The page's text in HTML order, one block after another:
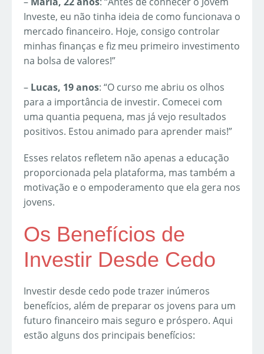
Investe, eu não tinha ideia de como funcionava o
mercado financeiro. Hoje, consigo controlar
minhas finanças e fiz meu primeiro investimento
na bolsa de valores!”
– Lucas, 19 anos: “O curso me abriu os olhos
para a importância de investir. Comecei com
uma quantia pequena, mas já vejo resultados
positivos. Estou animado para aprender mais!”
Esses relatos refletem não apenas a educação
proporcionada pela plataforma, mas também a
motivação e o empoderamento que ela gera nos
jovens.
Os Benefícios de
Investir Desde Cedo
Investir desde cedo pode trazer inúmeros
benefícios, além de preparar os jovens para um
futuro financeiro mais seguro e próspero. Aqui
estão alguns dos principais benefícios: